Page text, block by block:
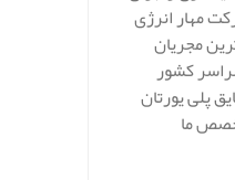
مهار انرژی
مجریان
کشور
پلی یورتان
ما